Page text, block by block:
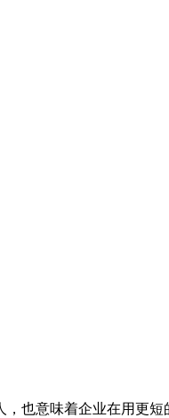
也意味着企业在用更